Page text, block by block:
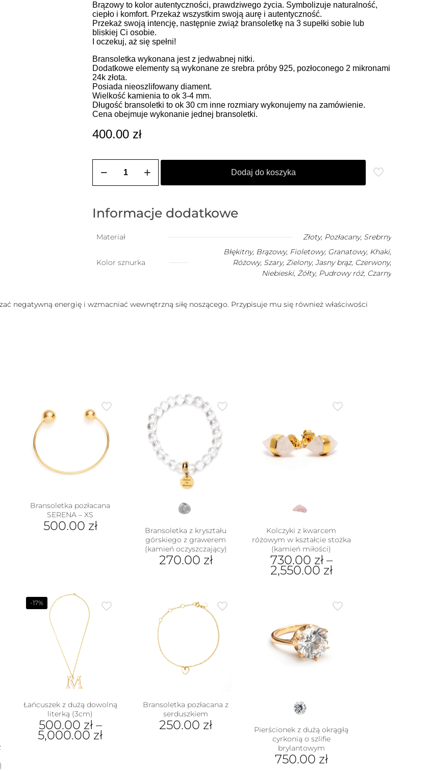
Brązowy to kolor autentyczności, prawdziwego życia. Symbolizuje naturalność,
ciepło i komfort. Przekaż wszystkim swoją aurę i autentyczność.
Przekaż swoją intencję, następnie zwiąż bransoletkę na 3 supełki sobie lub
bliskiej Ci osobie.
I oczekuj, aż się spełni!
Bransoletka wykonana jest z jedwabnej nitki.
Dodatkowe elementy są wykonane ze srebra próby 925, pozłoconego 2 mikronami
24k złota.
Posiada nieoszlifowany diament.
Wielkość kamienia to ok 3-4 mm.
Długość bransoletki to ok 30 cm inne rozmiary wykonujemy na zamówienie.
Cena obejmuje wykonanie jednej bransoletki.
400.00 zł
Bransoletka
z
nieoszlifowanym
(jasny
Dodaj do koszyka
Informacje dodatkowe
Materiał Złoty, Pozłacany, Srebrny
Kolor sznurka
Błękitny, Brązowy, Fioletowy, Granatowy, Khaki,
Różowy, Szary, Zielony, Jasny brąz, Czerwony,
Niebieski, Żółty, Pudrowy róż, Czarny
negatywną energię i wzmacniać wewnętrzną siłę noszącego. Przypisuje mu się również właściwości
Bransoletka pozłacana
SERENA – XS
500.00 zł
Bransoletka z kryształu
górskiego z grawerem
(kamień oczyszczający)
270.00 zł
Kolczyki z kwarcem
różowym w kształcie stożka
(kamień miłości)
730.00 zł–
2,550.00 zł
wariantów.
Opcje
można
wybrać
na
-17%
Łańcuszek z dużą dowolną
literką (3cm)
500.00 zł–
5,000.00 zł
Bransoletka pozłacana z
serduszkiem
250.00 zł
Pierścionek z dużą okrągłą
cyrkonią o szlifie
brylantowym
750.00 zł